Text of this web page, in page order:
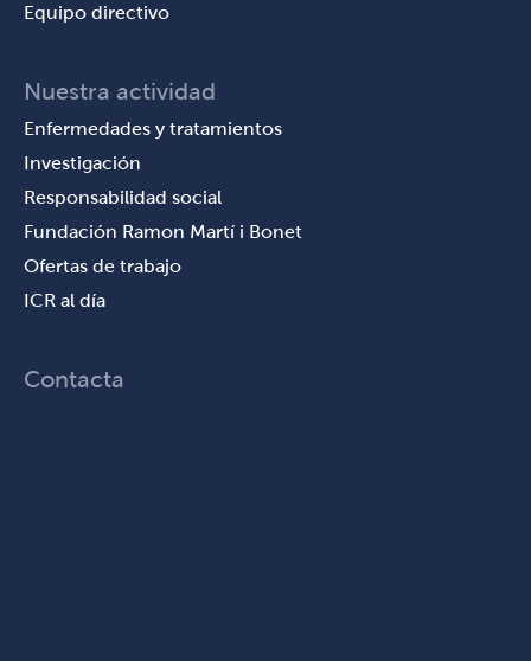
Equipo directivo
Nuestra actividad
Enfermedades y tratamientos
Investigación
Responsabilidad social
Fundación Ramon Martí i Bonet
Ofertas de trabajo
ICR al día
Contacta